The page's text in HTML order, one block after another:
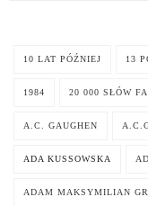
10 LAT PÓŹNIEJ 13
1984 20 000 SŁÓW
A.C. GAUGHEN
ADA KUSSOWSKA
ADAM MAKSYMILIAN